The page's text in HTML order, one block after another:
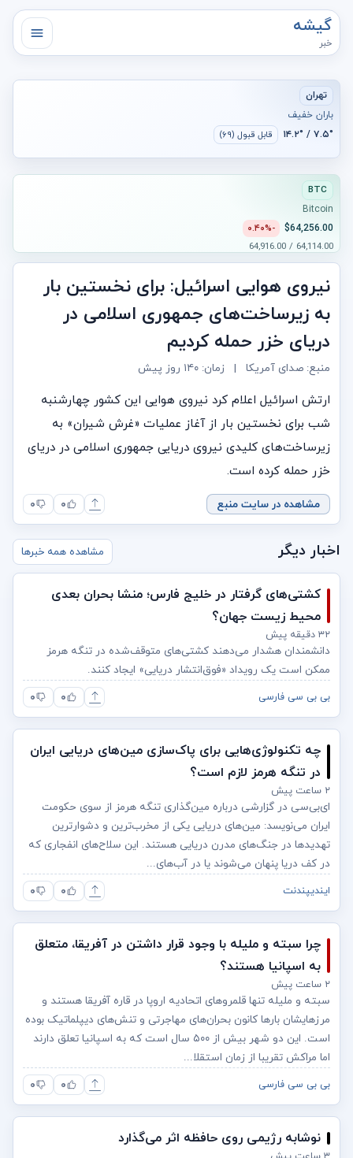
گیشه
خبر
تهران
باران خفیف
۷.۵° / ۱۴.۲° قابل قبول (۶۹)
BTC
Bitcoin
$64,256.00
-۰.۴۰%
64,114.00 / 64,916.00
نیروی هوایی اسرائیل: برای نخستین بار
به زیرساخت‌های جمهوری اسلامی در
دریای خزر حمله کردیم
منبع: صدای آمریکا | زمان: ۱۴۰ روز پیش
ارتش اسرائیل اعلام کرد نیروی هوایی این کشور چهارشنبه
شب برای نخستین بار از آغاز عملیات «غرش شیران» به
زیرساخت‌های کلیدی نیروی دریایی جمهوری اسلامی در دریای
خزر حمله کرده است.
مشاهده در سایت منبع ۰ ۰
اخبار دیگر مشاهده همه خبرها
کشتی‌های گرفتار در خلیج فارس؛ منشا بحران بعدی
محیط زیست جهان؟
۳۲ دقیقه پیش
دانشمندان هشدار می‌دهند کشتی‌های متوقف‌شده در تنگه هرمز
ممکن است یک رویداد «فوق‌انتشار دریایی» ایجاد کنند.
بی بی سی فارسی ۰ ۰
چه تکنولوژی‌هایی برای پاک‌سازی مین‌های دریایی ایران
در تنگه هرمز لازم است؟
۲ ساعت پیش
ای‌بی‌سی در گزارشی درباره مین‌گذاری تنگه هرمز از سوی حکومت
ایران می‌نویسد: مین‌های دریایی یکی از مخرب‌ترین و دشوارترین
تهدیدها در جنگ‌های مدرن دریایی هستند. این سلاح‌های انفجاری که
در کف دریا پنهان می‌شوند یا در آب‌های...
ایندیپندنت ۰ ۰
چرا سبته و ملیله با وجود قرار داشتن در آفریقا، متعلق
به اسپانیا هستند؟
۲ ساعت پیش
سبته و ملیله تنها قلمروهای اتحادیه اروپا در قاره آفریقا هستند و
مرزهایشان بارها کانون بحران‌های مهاجرتی و تنش‌های دیپلماتیک بوده
است. این دو شهر بیش از ۵۰۰ سال است که به اسپانیا تعلق دارند
اما مراکش تقریبا از زمان استقلا...
بی بی سی فارسی ۰ ۰
نوشابه رژیمی روی حافظه اثر می‌گذارد